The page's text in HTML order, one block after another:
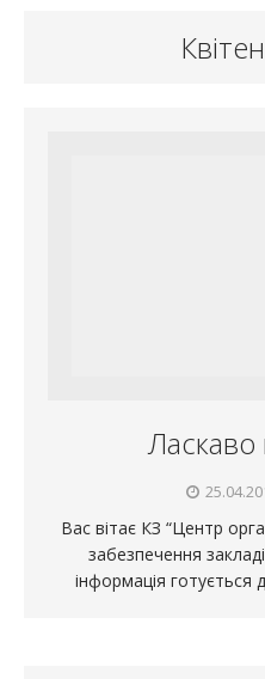
Вас вітає КЗ “Центр
забезпечення
інформація готується